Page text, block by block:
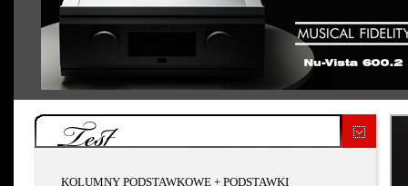
Test
KOLUMNY PODSTAWKOWE + PODSTAWKI